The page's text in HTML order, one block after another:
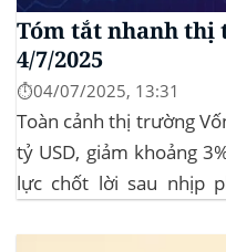
Tóm tắt nhanh
4/7/2025
⏱️04/07/2025, 13:31
Toàn cảnh thị trường
tỷ USD, giảm khoảng
lực chốt lời sau nhịp